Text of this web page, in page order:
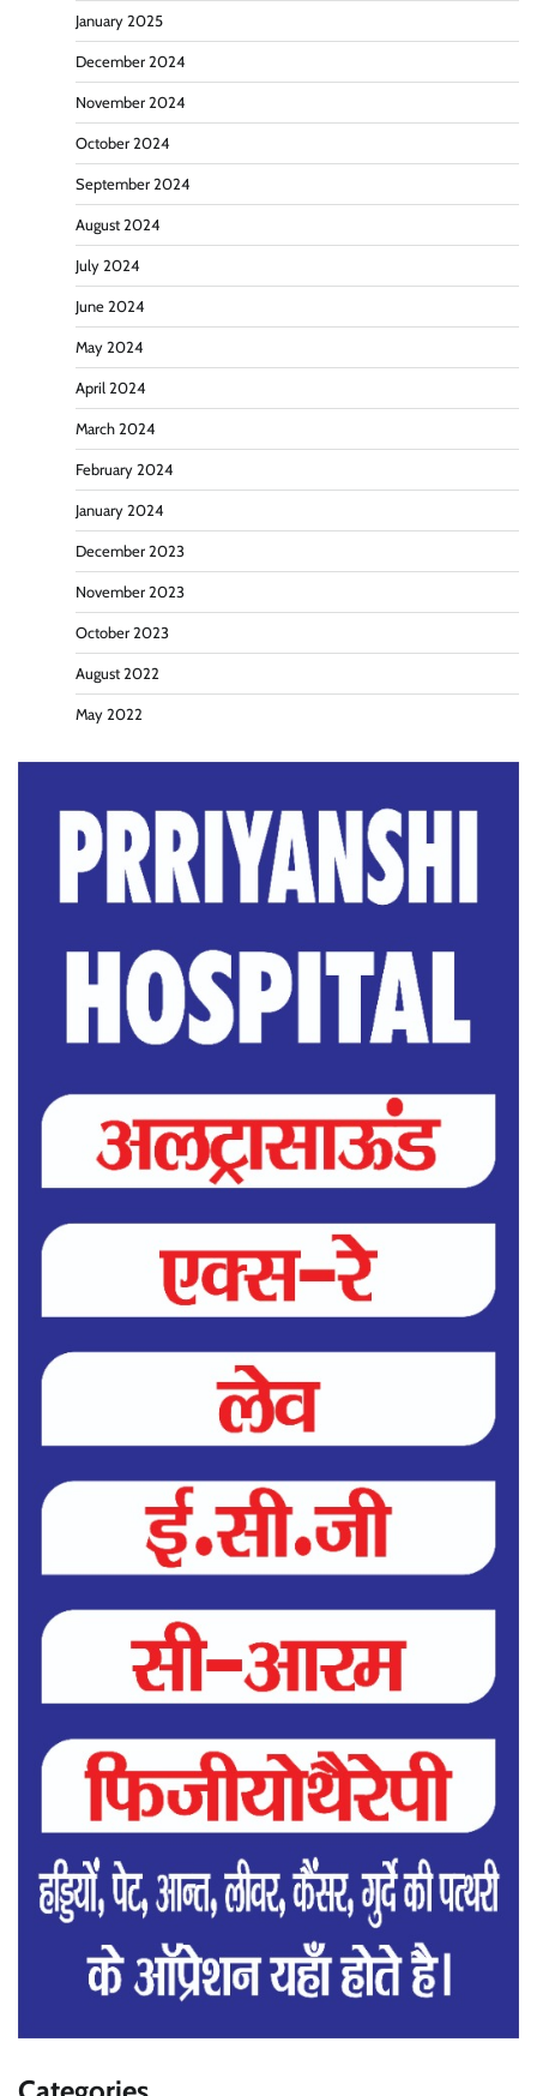
January 2025
December 2024
November 2024
October 2024
September 2024
August 2024
July 2024
June 2024
May 2024
April 2024
March 2024
February 2024
January 2024
December 2023
November 2023
October 2023
August 2022
May 2022